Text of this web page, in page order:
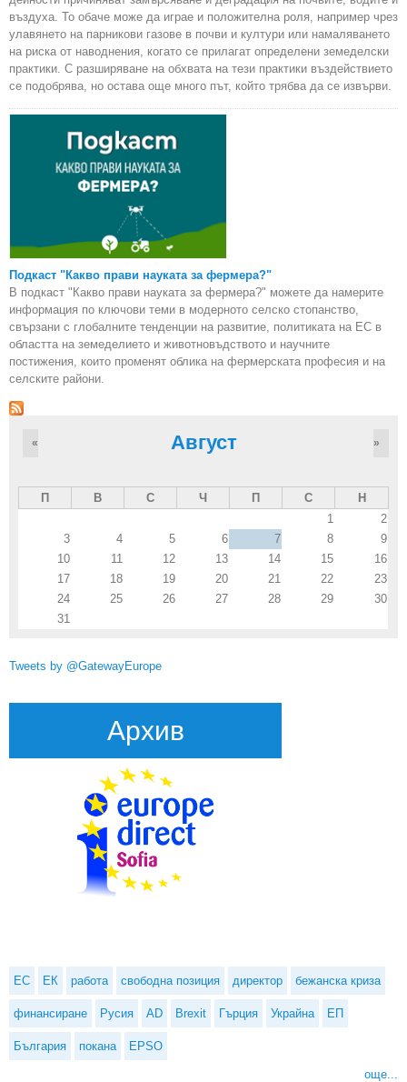
въздуха. То обаче може да играе и положителна роля, например чрез
улавянето на парникови газове в почви и култури или намаляването
на риска от наводнения, когато се прилагат определени земеделски
практики. С разширяване на обхвата на тези практики въздействието
се подобрява, но остава още много път, който трябва да се извърви.
Подкаст "Какво прави науката за фермера?"
В подкаст "Какво прави науката за фермера?" можете да намерите
информация по ключови теми в модерното селско стопанство,
свързани с глобалните тенденции на развитие, политиката на ЕС в
областта на земеделието и животновъдството и научните
постижения, които променят облика на фермерската професия и на
селските райони.
Август
« »
П В С Ч П С
Н
1
2
3
4 5 6 7 8
9
10
11 12 13 14 15
16
17
18 19 20 21 22
23
24
25 26 27 28 29
30
31
Tweets by @GatewayEurope
Архив
ЕС ЕК работа свободна позиция директор бежанска криза
финансиране Русия AD Brexit Гърция Украйна ЕП
България покана EPSO
още...